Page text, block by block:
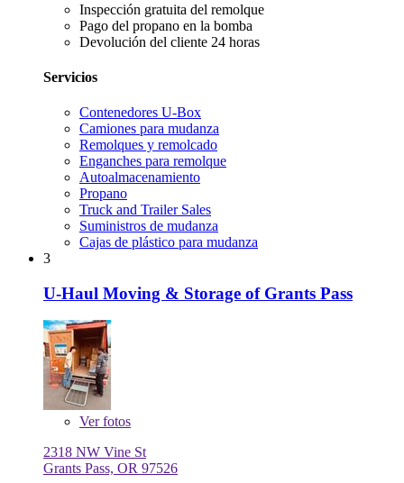
Inspección gratuita del remolque
Pago del propano en la bomba
Devolución del cliente 24 horas
Servicios
Contenedores U-Box
Camiones para mudanza
Remolques y remolcado
Enganches para remolque
Autoalmacenamiento
Propano
Truck and Trailer Sales
Suministros de mudanza
Cajas de plástico para mudanza
3
U-Haul Moving & Storage of Grants Pass
Verfotos
2318 NW Vine St
Grants Pass, OR 97526